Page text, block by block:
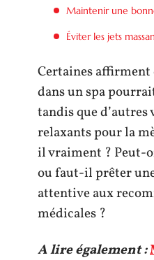
Maintenir une
Éviter les jets
Certaines affirment
dans un spa
tandis que
relaxants pour la
il vraiment ? Peut-
ou faut-il prêter
attentive aux
médicales ?
A lire également :